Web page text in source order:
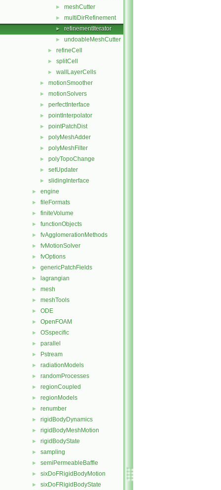
► meshCutter
► multiDirRefinement
► refinementIterator
► undoableMeshCutter
► refineCell
► splitCell
► wallLayerCells
► motionSmoother
► motionSolvers
► perfectInterface
► pointInterpolator
► pointPatchDist
► polyMeshAdder
► polyMeshFilter
► polyTopoChange
► setUpdater
► slidingInterface
► engine
► fileFormats
► finiteVolume
► functionObjects
► fvAgglomerationMethods
► fvMotionSolver
► fvOptions
► genericPatchFields
► lagrangian
► mesh
► meshTools
► ODE
► OpenFOAM
► OSspecific
► parallel
► Pstream
► radiationModels
► randomProcesses
► regionCoupled
► regionModels
► renumber
► rigidBodyDynamics
► rigidBodyMeshMotion
► rigidBodyState
► sampling
► semiPermeableBaffle
► sixDoFRigidBodyMotion
► sixDoFRigidBodyState